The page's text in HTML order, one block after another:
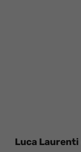
Luca Laurenti